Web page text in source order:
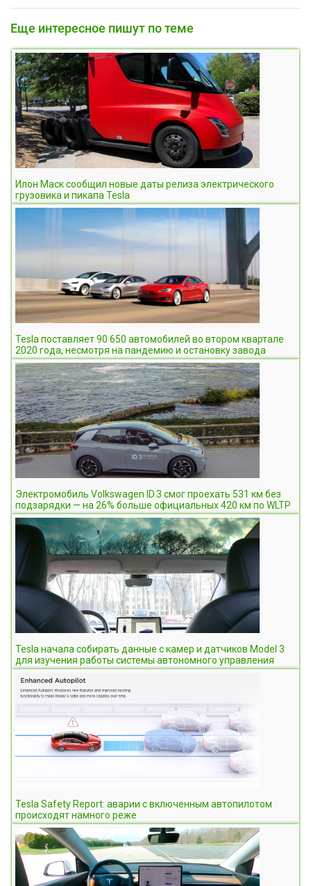
Еще интересное пишут по теме
Илон Маск сообщил новые даты релиза электрического
грузовика и пикапа Tesla
Tesla поставляет 90 650 автомобилей во втором квартале
2020 года, несмотря на пандемию и остановку завода
Электромобиль Volkswagen ID.3 смог проехать 531 км без
подзарядки — на 26% больше официальных 420 км по WLTP
Tesla начала собирать данные с камер и датчиков Model 3
для изучения работы системы автономного управления
Tesla Safety Report: аварии с включенным автопилотом
происходят намного реже